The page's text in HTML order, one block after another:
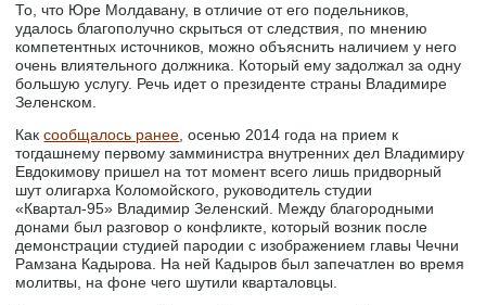
То, что Юре Молдавану, в отличие от его подельников,
удалось благополучно скрыться от следствия, по мнению
компетентных источников, можно объяснить наличием у него
очень влиятельного должника. Который ему задолжал за одну
большую услугу. Речь идет о президенте страны Владимире
Зеленском.
Каксообщалось ранее, осенью 2014 года на прием к
тогдашнему первому замминистра внутренних дел Владимиру
Евдокимову пришел на тот момент всего лишь придворный
шут олигарха Коломойского, руководитель студии
«Квартал-95» Владимир Зеленский. Между благородными
донами был разговор о конфликте, который возник после
демонстрации студией пародии с изображением главы Чечни
Рамзана Кадырова. На ней Кадыров был запечатлен во время
молитвы, на фоне чего шутили кварталовцы.